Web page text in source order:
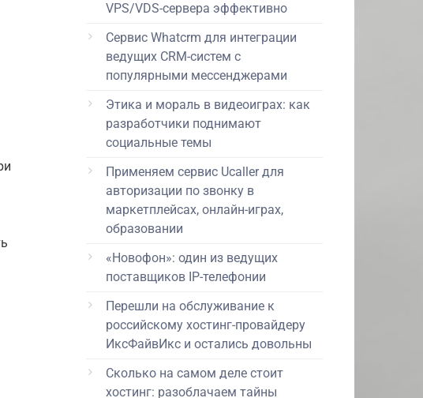
VPS/VDS-сервера эффективно
Сервис Whatcrm для интеграции
ведущих CRM-систем с
популярными мессенджерами
Этика и мораль в видеоиграх: как
разработчики поднимают
социальные темы
Применяем сервис Ucaller для
авторизации по звонку в
маркетплейсах, онлайн-играх,
образовании
«Новофон»: один из ведущих
поставщиков IP-телефонии
Перешли на обслуживание к
российскому хостинг-провайдеру
ИксФайвИкс и остались довольны
Сколько на самом деле стоит
хостинг: разоблачаем тайны